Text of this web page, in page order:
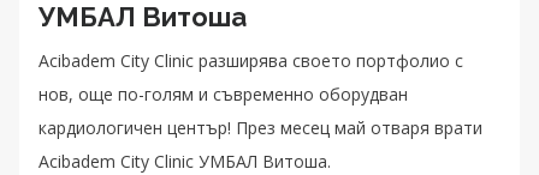
УМБАЛ Витоша
Acibadem City Clinic разширява своето портфолио с
нов, още по-голям и съвременно оборудван
кардиологичен център! През месец май отваря врати
Acibadem City Clinic УМБАЛ Витоша.